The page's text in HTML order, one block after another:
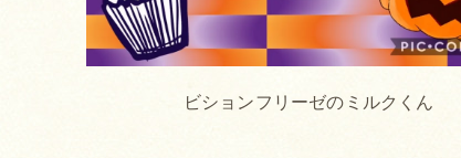
ビションフリーゼのミルクくん